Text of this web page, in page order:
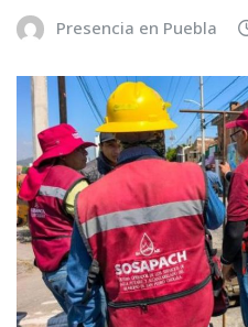
Presencia en Puebla